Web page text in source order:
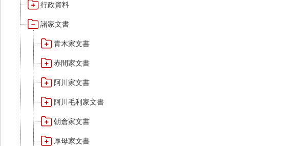
行政資料
諸家文書
青木家文書
赤間家文書
阿川家文書
阿川毛利家文書
朝倉家文書
厚母家文書